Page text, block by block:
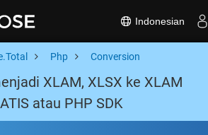
Indonesian
Php Conversion
XLAM, XLSX ke XLAM
atau PHP SDK